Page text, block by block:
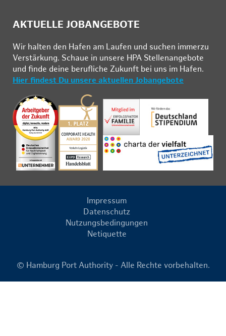
AKTUELLE JOBANGEBOTE
Wir hal­ten den Ha­fen am Lau­fen und su­chen im­mer­zu
Ver­stär­kung. Schau­e in un­se­re HPA Stel­len­an­ge­bo­te
und fin­de deine be­ruf­li­che Zu­kunft bei uns im Ha­fen.
Hier findest Du unsere aktuellen Jobangebote
Impressum
Datenschutz
Nutzungsbedingungen
Netiquette
© Hamburg Port Authority - Alle Rechte vorbehalten.